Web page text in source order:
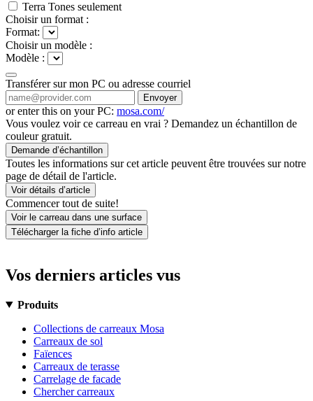
Terra Tones seulement
Choisir un format :
Format:
Choisir un modèle :
Modèle :
Transférer sur mon PC ou adresse courriel
Envoyer
or enter this on your PC: mosa.com/
Vous voulez voir ce carreau en vrai ? Demandez un échantillon de
couleur gratuit.
Demande d’échantillon
Toutes les informations sur cet article peuvent être trouvées sur notre
page de détail de l'article.
Voir détails d’article
Commencer tout de suite!
Voir le carreau dans une surface
Télécharger la fiche d’info article
Vos derniers articles vus
Produits
Collections de carreaux Mosa
Carreaux de sol
Faïences
Carreaux de terasse
Carrelage de facade
Chercher carreaux